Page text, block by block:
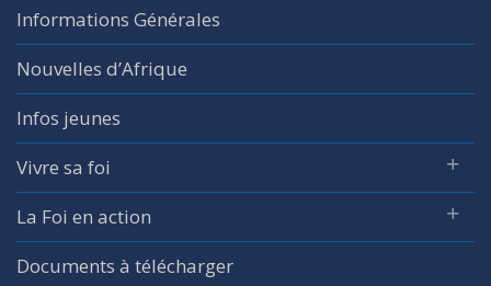
Informations Générales
Nouvelles d’Afrique
Infos jeunes
Vivre sa foi
La Foi en action
Documents à télécharger